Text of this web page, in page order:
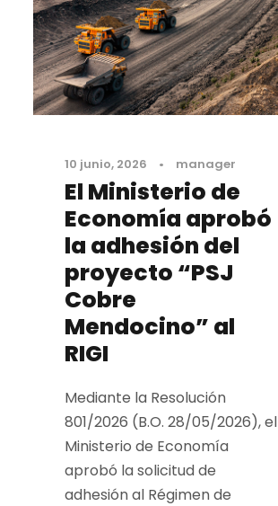
10 junio, 2026 • manager
El Ministerio de
Economía aprobó
la adhesión del
proyecto “PSJ
Cobre
Mendocino” al
RIGI
Mediante la Resolución
801/2026 (B.O. 28/05/2026), el
Ministerio de Economía
aprobó la solicitud de
adhesión al Régimen de